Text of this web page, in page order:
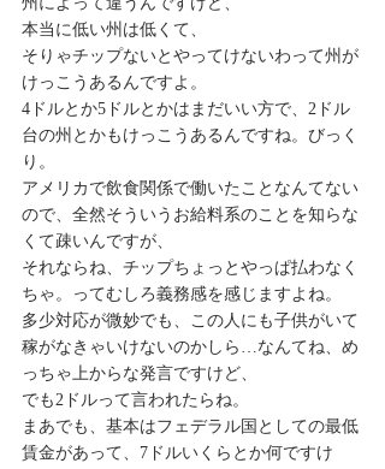
本当に低い州は低くて、
そりゃチップないとやってけないわって州が
けっこうあるんですよ。
4ドルとか5ドルとかはまだいい方で、2ドル
台の州とかもけっこうあるんですね。びっく
り。
アメリカで飲食関係で働いたことなんてない
ので、全然そういうお給料系のことを知らな
くて疎いんですが、
それならね、チップちょっとやっぱ払わなく
ちゃ。ってむしろ義務感を感じますよね。
多少対応が微妙でも、この人にも子供がいて
稼がなきゃいけないのかしら…なんてね、め
っちゃ上からな発言ですけど、
でも2ドルって言われたらね。
まあでも、基本はフェデラル国としての最低
賃金があって、7ドルいくらとか何ですけ